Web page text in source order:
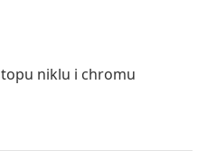
niklu i chromu